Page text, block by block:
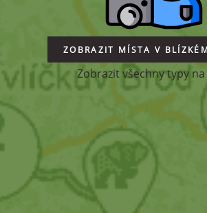
ZOBRAZIT MÍSTA V
Zobrazit všechny typy